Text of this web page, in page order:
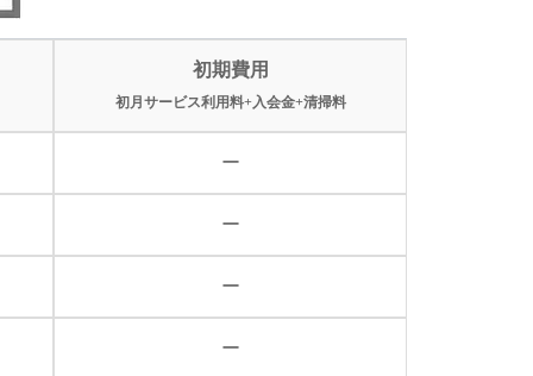
初期費用
初月サービス利用料+入会金+清掃料
ー
ー
ー
ー